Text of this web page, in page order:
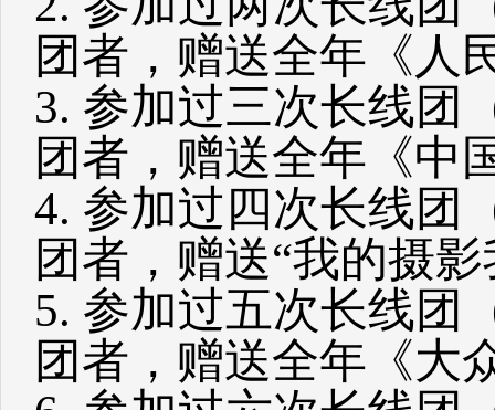
团者，赠送全年《人
3. 参加过三次长线团
团者，赠送全年《中
4. 参加过四次长线团
团者，赠送“我的摄
5. 参加过五次长线团
团者，赠送全年《大